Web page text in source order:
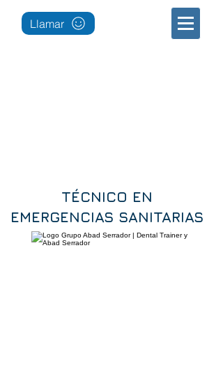
Llamar
TÉCNICO EN
EMERGENCIAS SANITARIAS